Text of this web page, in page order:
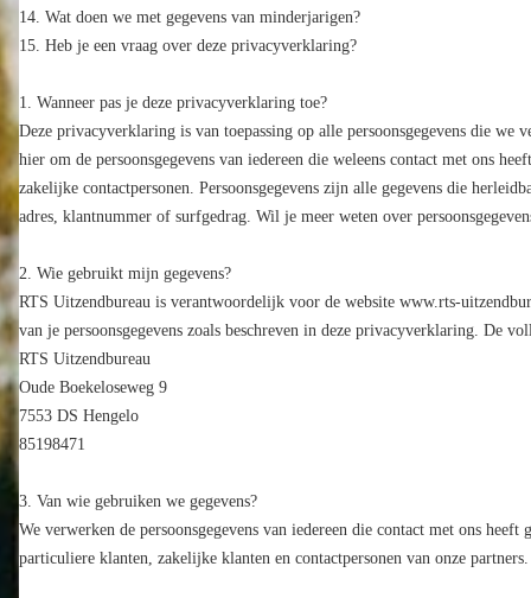
Wat doen we met gegevens van minderjarigen?
Heb je een vraag over deze privacyverklaring?
1. Wanneer pas je deze privacyverklaring toe?
Deze privacyverklaring is van toepassing op alle persoonsgegevens die we
hier om de persoonsgegevens van iedereen die weleens contact met ons
zakelijke contactpersonen. Persoonsgegevens zijn alle gegevens die
adres, klantnummer of surfgedrag. Wil je meer weten over
2. Wie gebruikt mijn gegevens?
RTS Uitzendbureau is verantwoordelijk voor de website www.rts-
van je persoonsgegevens zoals beschreven in deze privacyverklaring. De
RTS Uitzendbureau
Oude Boekeloseweg 9
7553 DS Hengelo
85198471
3. Van wie gebruiken we gegevens?
We verwerken de persoonsgegevens van iedereen die contact met ons
particuliere klanten, zakelijke klanten en contactpersonen van onze partners.